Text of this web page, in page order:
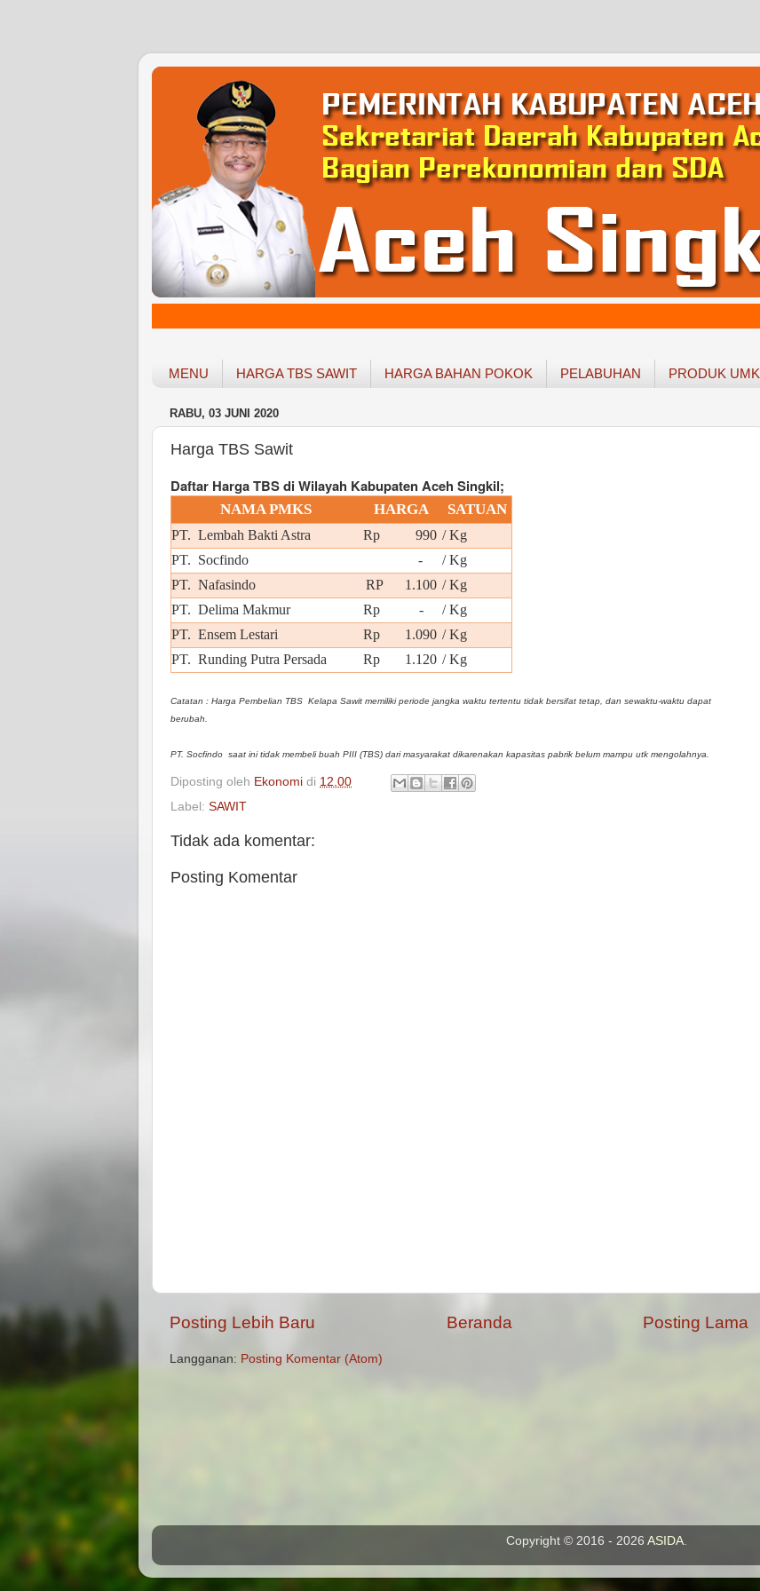
MENU HARGA TBS SAWIT HARGA BAHAN POKOK PELABUHAN PRODUK UMK
RABU, 03 JUNI 2020
Harga TBS Sawit
Daftar Harga TBS di Wilayah Kabupaten Aceh Singkil;
NAMA PMKS HARGA SATUAN
PT. Lembah Bakti Astra Rp 990 / Kg
PT. Socfindo
-
/ Kg
PT. Nafasindo
RP 1.100 / Kg
PT. Delima Makmur
Rp -
/ Kg
PT. Ensem Lestari
Rp 1.090 / Kg
PT. Runding Putra Persada
Rp 1.120 / Kg
Catatan : Harga Pembelian TBS Kelapa Sawit memiliki periode jangka waktu tertentu tidak bersifat tetap, dan sewaktu-waktu dapat
berubah.
PT. Socfindo saat ini tidak membeli buah PIII (TBS) dari masyarakat dikarenakan kapasitas pabrik belum mampu utk mengolahnya.
Diposting oleh Ekonomi di 12.00
Label: SAWIT
Tidak ada komentar:
Posting Komentar
Posting Lebih Baru Posting Lama
Beranda
Langganan: Posting Komentar (Atom)
Copyright © 2016 - 2026 ASIDA